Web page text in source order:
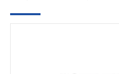
按行业用途查找